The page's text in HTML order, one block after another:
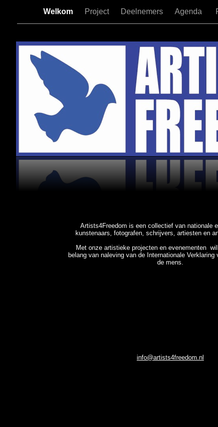
Welkom Project Deelnemers Agenda
Artists4Freedom is een collectief van nationale
kunstenaars, fotografen, schrijvers, artiesten en
Met onze artistieke projecten en evenementen
belang van naleving van de Internationale Verklaring
de mens.
info@artists4freedom.nl